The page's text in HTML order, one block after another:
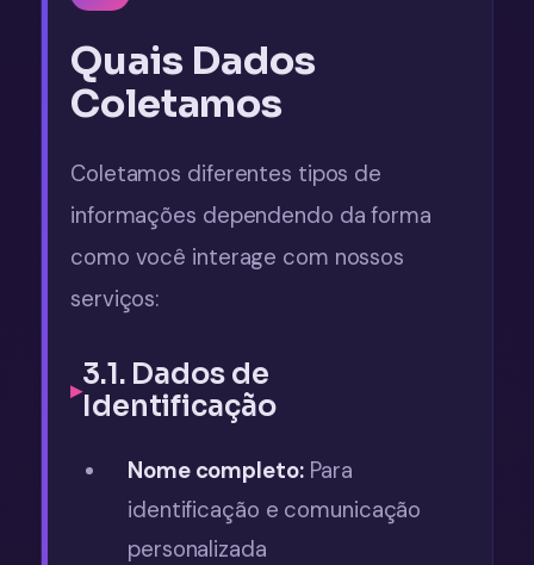
Quais Dados
Coletamos
Coletamos diferentes tipos de
informações dependendo da forma
como você interage com nossos
serviços:
3.1. Dados de
Identificação
Nome completo:Para
identificação e comunicação
personalizada